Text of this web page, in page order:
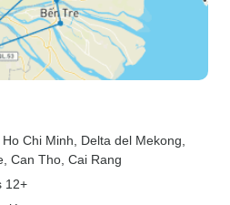
Chi Minh , Delta del Mekong
, Can Tho , Cai Rang
12+